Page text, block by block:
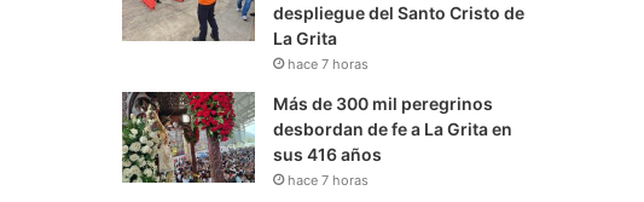
despliegue del Santo Cristo de
La Grita
hace 7 horas
Más de 300 mil peregrinos
desbordan de fe a La Grita en
sus 416 años
hace 7 horas